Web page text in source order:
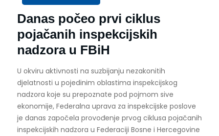
Danas počeo prvi ciklus
pojačanih inspekcijskih
nadzora u FBiH
U okviru aktivnosti na suzbijanju nezakonitih
djelatnosti u pojedinim oblastima inspekcijskog
nadzora koje su prepoznate pod pojmom sive
ekonomije, Federalna uprava za inspekcijske poslove
je danas započela provođenje prvog ciklusa pojačanih
inspekcijskih nadzora u Federaciji Bosne i Hercegovine